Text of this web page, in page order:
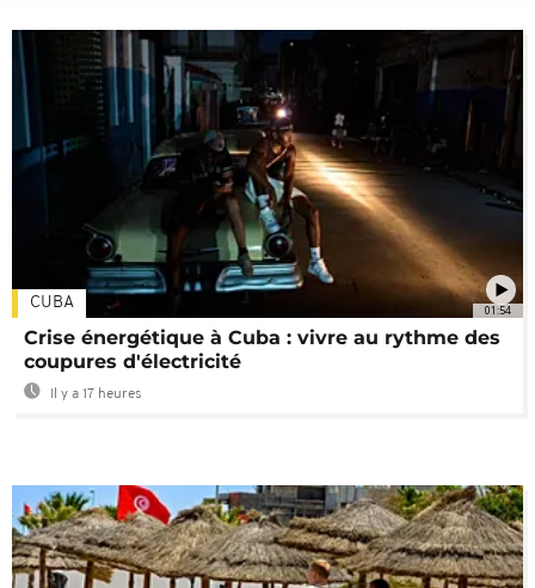
01:54
CUBA
Crise énergétique à Cuba : vivre au rythme des
coupures d'électricité
Il y a 17 heures